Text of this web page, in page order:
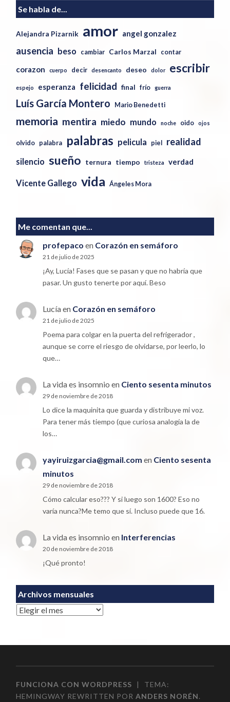
Se habla de...
Alejandra Pizarnik amor angel gonzalez
ausencia beso cambiar Carlos Marzal contar
corazon cuerpo decir desencanto deseo dolor escribir
espejo esperanza felicidad final frío guerra
Luís García Montero Mario Benedetti
memoria mentira miedo mundo noche oido ojos
olvido palabra palabras pelicula piel realidad
silencio sueño ternura tiempo tristeza verdad
Vicente Gallego vida Ángeles Mora
Me comentan que...
profepaco en Corazón en semáforo
21 de julio de 2025
¡Ay, Lucía! Fases que se pasan y que no habría que
pasar. Un gusto tenerte por aquí. Beso
Lucíaen Corazón en semáforo
21 de julio de 2025
Poema para colgar en la puerta del refrigerador ,
aunque se corre el riesgo de olvidarse, por leerlo, lo
que…
La vida es insomnio en Ciento sesenta minutos
29 de noviembre de 2018
Lo dice la maquinita que guarda y distribuye mi voz.
Para tener más tiempo (que curiosa analogía la de
los…
yayiruizgarcia@gmail.com en Ciento sesenta
minutos
29 de noviembre de 2018
Cómo calcular eso??? Y si luego son 1600? Eso no
varía nunca?Me temo que sí. Incluso puede que 16.
La vida es insomnio en Interferencias
20 de noviembre de 2018
¡Qué pronto!
Archivos mensuales
Archivos
FUNCIONA CON WORDPRESS |
TEMA:
HEMINGWAY REWRITTEN PORANDERS NORÉN.